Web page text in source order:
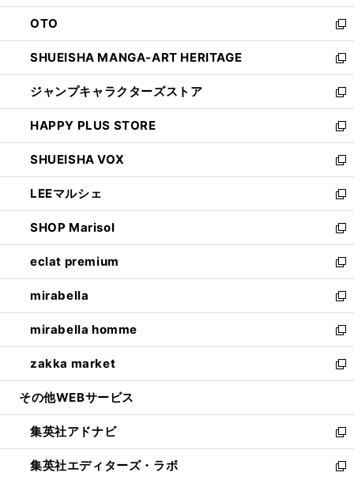
ウ
で
開
く
ン
ド
ウ
で
開
く
OTO
新
し
い
ウ
ィ
ン
ド
ウ
で
開
く
SHUEISHA MANGA-ART HERITAGE
新
し
い
ウ
ィ
ン
ド
ウ
で
開
く
ジャンプキャラクターズストア
新
し
い
ウ
ィ
ン
ド
ウ
で
開
く
HAPPY PLUS STORE
新
し
い
ウ
ィ
ン
ド
ウ
で
開
く
SHUEISHA VOX
新
し
い
ウ
ィ
ン
ド
ウ
で
開
く
LEEマルシェ
新
し
い
ウ
ィ
ン
ド
ウ
で
開
く
SHOP Marisol
新
し
い
ウ
ィ
ン
ド
ウ
で
開
eclat premium
新
し
い
ウ
ィ
ン
ド
ウ
開
く
mirabella
新
し
い
ウ
ィ
ン
ウ
で
開
く
mirabella homme
新
し
い
ウ
ン
ド
ウ
で
zakka market
新
し
ウ
ィ
ン
ド
その他WEBサービス
集英社アドナビ
新
し
い
集英社エディターズ・ラボ
新